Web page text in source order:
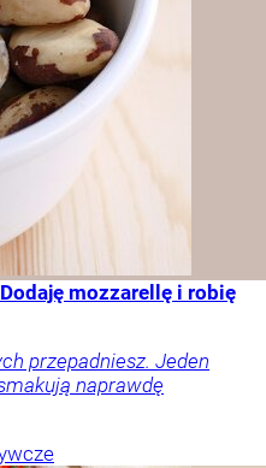
mozzarellę i robię
przepadniesz. Jeden
naprawdę